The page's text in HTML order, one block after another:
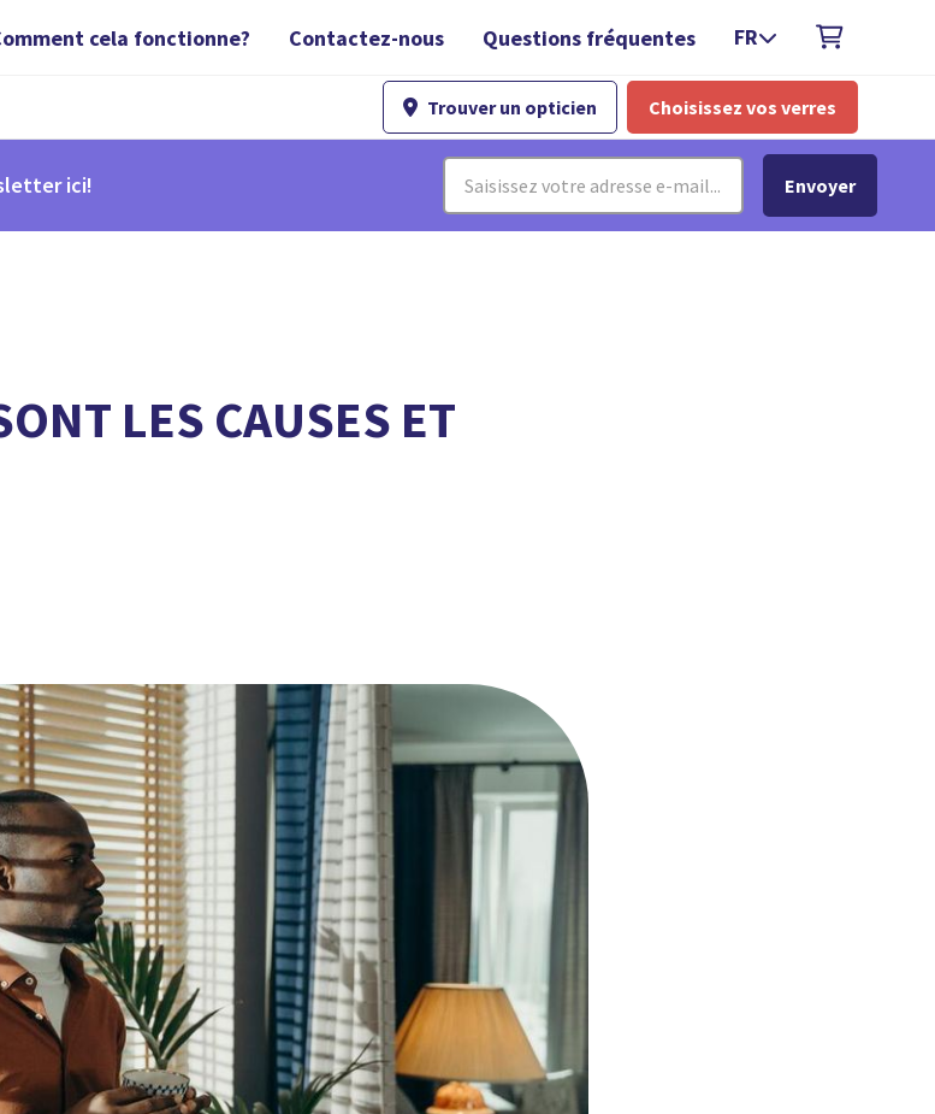
cela fonctionne? Contactez-nous Questions fréquentes FR
 Trouver un opticien Choisissez vos verres
ici!
LES CAUSES ET